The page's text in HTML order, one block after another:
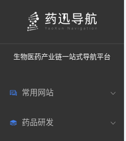
生物医药产业链一站式导航平台
常用网站
中国常用
药品研发